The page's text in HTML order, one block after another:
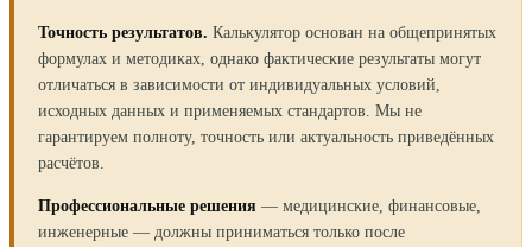
Точность результатов. Калькулятор основан на общепринятых
формулах и методиках, однако фактические результаты могут
отличаться в зависимости от индивидуальных условий,
исходных данных и применяемых стандартов. Мы не
гарантируем полноту, точность или актуальность приведённых
расчётов.
Профессиональные решения — медицинские, финансовые,
инженерные — должны приниматься только после